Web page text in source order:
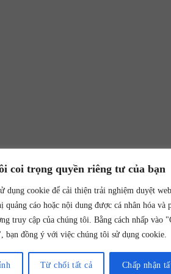
coi trọng quyền riêng tư của bạn
dụng cookie để cải thiện trải nghiệm duyệt
quảng cáo hoặc nội dung được cá nhân hóa và
truy cập của chúng tôi. Bằng cách nhấp vào
bạn đồng ý với việc chúng tôi sử dụng cookie.
Từ chối tất cả Chấp nhận